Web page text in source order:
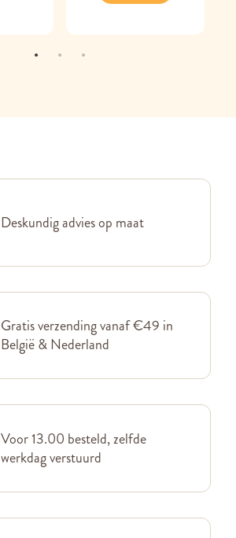
Deskundig advies op maat
Gratis verzending vanaf €49 in
België & Nederland
Voor 13.00 besteld, zelfde
werkdag verstuurd